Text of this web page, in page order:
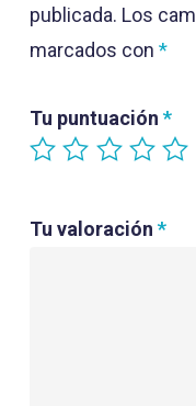
publicada. Los
marcados con *
Tu puntuación *
Tu valoración *